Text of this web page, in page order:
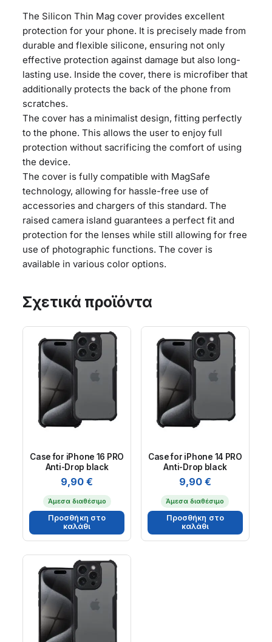
The Silicon Thin Mag cover provides excellent
protection for your phone. It is precisely made from
durable and flexible silicone, ensuring not only
effective protection against damage but also long-
lasting use. Inside the cover, there is microfiber that
additionally protects the back of the phone from
scratches.
The cover has a minimalist design, fitting perfectly
to the phone. This allows the user to enjoy full
protection without sacrificing the comfort of using
the device.
The cover is fully compatible with MagSafe
technology, allowing for hassle-free use of
accessories and chargers of this standard. The
raised camera island guarantees a perfect fit and
protection for the lenses while still allowing for free
use of photographic functions. The cover is
available in various color options.
Σχετικά προϊόντα
Case for iPhone 16 PRO
Anti-Drop black
9,90€
Άμεσα διαθέσιμο
Προσθήκη στο
καλάθι
Case for iPhone 14 PRO
Anti-Drop black
9,90 €
Άμεσα διαθέσιμο
Προσθήκη στο
καλάθι